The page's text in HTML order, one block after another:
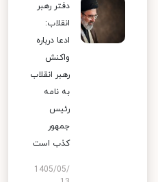
دفتر رهبر
انقلاب:
ادعا درباره
واکنش
رهبر انقلاب
به نامه
رئیس
جمهور
کذب است
1405/05/